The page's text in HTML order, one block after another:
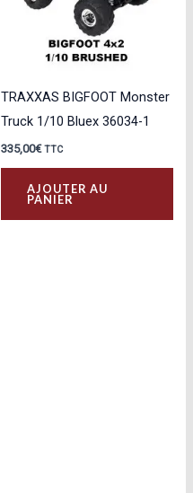
TRAXXAS BIGFOOT Monster
Truck 1/10 Bluex 36034-1
335,00€ TTC
AJOUTER AU
PANIER